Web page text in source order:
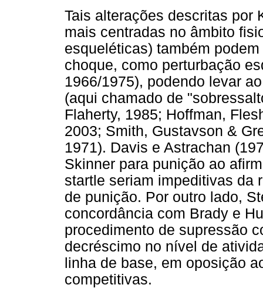
Tais alterações descritas por
mais centradas no âmbito
esqueléticas) também
choque, como perturbação
1966/1975), podendo levar
(aqui chamado de
Flaherty, 1985; Hoffman,
2003; Smith, Gustavson &
1971). Davis e Astrachan
Skinner para punição ao
startle seriam impeditivas da
de punição. Por outro lado,
concordância com Brady e
procedimento de supressão
decréscimo no nível de
linha de base, em oposição
competitivas.